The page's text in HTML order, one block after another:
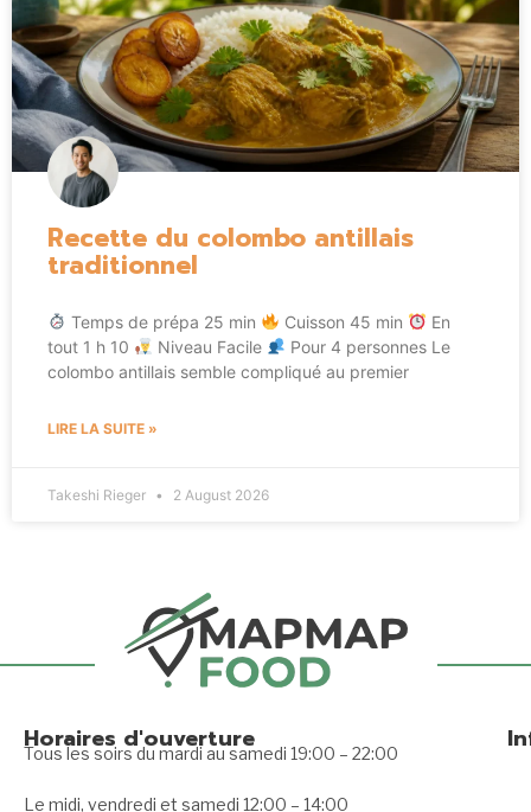
Recette du colombo antillais
traditionnel
Temps de prépa 25 min Cuisson 45 min
En
tout 1 h 10
Niveau Facile
Pour 4 personnes Le
colombo antillais semble compliqué au premier
LIRE LA SUITE »
Takeshi Rieger 2 August 2026
Horaires d'ouverture
Tous les soirs du mardi au samedi 19:00 – 22:00
Le midi, vendredi et samedi 12:00 – 14:00